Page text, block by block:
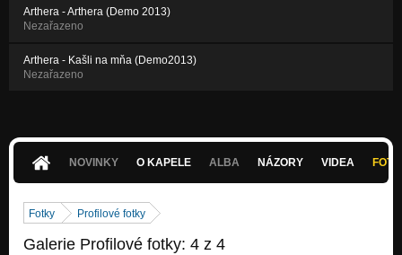
Arthera - Arthera (Demo 2013)
Nezařazeno
Arthera - Kašli na mňa (Demo2013)
Nezařazeno
NOVINKY O KAPELE ALBA NÁZORY VIDEA
Fotky Profilové fotky
Galerie Profilové fotky: 4 z 4